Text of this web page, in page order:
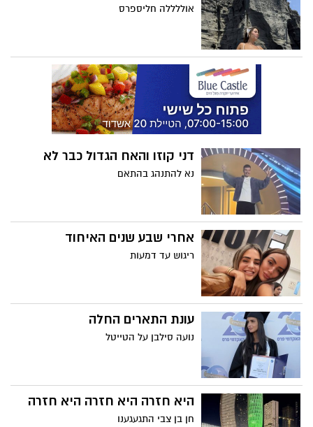
אוללללה חליספרס
דני קוזו והאח הגדול כבר לא
נא להתנהג בהתאם
אחרי שבע שנים האיחוד
ריגוש עד דמעות
עונת התארים החלה
נועה סילבן על הטייטל
היא חזרה היא חזרה היא חזרה
חן בן צבי התגעגענו